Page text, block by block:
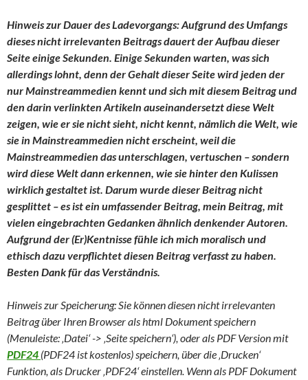
Hinweis zur Dauer des Ladevorgangs: Aufgrund des Umfangs
dieses nicht irrelevanten Beitrags dauert der Aufbau dieser
Seite einige Sekunden. Einige Sekunden warten, was sich
allerdings lohnt, denn der Gehalt dieser Seite wird jeden der
nur Mainstreammedien kennt und sich mit diesem Beitrag und
den darin verlinkten Artikeln auseinandersetzt diese Welt
zeigen, wie er sie nicht sieht, nicht kennt, nämlich die Welt, wie
sie in Mainstreammedien nicht erscheint, weil die
Mainstreammedien das unterschlagen, vertuschen – sondern
wird diese Welt dann erkennen, wie sie hinter den Kulissen
wirklich gestaltet ist. Darum wurde dieser Beitrag nicht
gesplittet – es ist ein umfassender Beitrag, mein Beitrag, mit
vielen eingebrachten Gedanken ähnlich denkender Autoren.
Aufgrund der (Er)Kentnisse fühle ich mich moralisch und
ethisch dazu verpflichtet diesen Beitrag verfasst zu haben.
Besten Dank für das Verständnis.
Hinweis zur Speicherung: Sie können diesen nicht irrelevanten
Beitrag über Ihren Browser als html Dokument speichern
(Menuleiste: ‚Datei‘ -> ‚Seite speichern‘), oder als PDF Version mit
PDF24 (PDF24 ist kostenlos) speichern, über die ‚Drucken‘
Funktion, als Drucker ‚PDF24‘ einstellen. Wenn als PDF Dokument